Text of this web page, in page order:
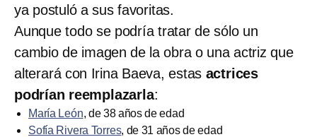
ya postuló a sus favoritas.
Aunque todo se podría tratar de sólo un
cambio de imagen de la obra o una actriz que
alterará con Irina Baeva, estas actrices
podrían reemplazarla:
María León, de 38 años de edad
Sofía Rivera Torres, de 31 años de edad